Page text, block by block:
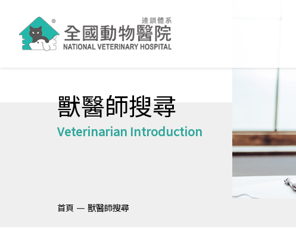
獸醫師搜尋
Veterinarian Introduction
首頁 — 獸醫師搜尋